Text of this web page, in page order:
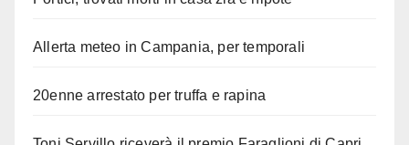
Allerta meteo in Campania, per temporali
20enne arrestato per truffa e rapina